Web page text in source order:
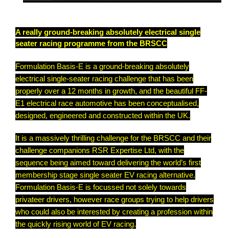
A really ground-breaking absolutely electrical single
seater racing programme from the BRSCC
Formulation Basis-E is a ground-breaking absolutely
electrical single-seater racing challenge that has been
properly over a 12 months in growth, and the beautiful FF-
E1 electrical race automotive has been conceptualised,
designed, engineered and constructed within the UK.
It is a massively thrilling challenge for the BRSCC and their
challenge companions RSR Expertise Ltd, with the
sequence being aimed toward delivering the world’s first
membership stage single seater EV racing alternative.
Formulation Basis-E is focussed not solely towards
privateer drivers, however race groups trying to help drivers
who could also be interested by creating a profession within
the quickly rising world of EV racing.